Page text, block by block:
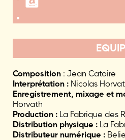
Composition : Jean Catoire
Interprétation : Nicolas
Enregistrement, mixage et
Horvath
Production : La Fabrique des
Distribution physique : La
Distributeur numérique :